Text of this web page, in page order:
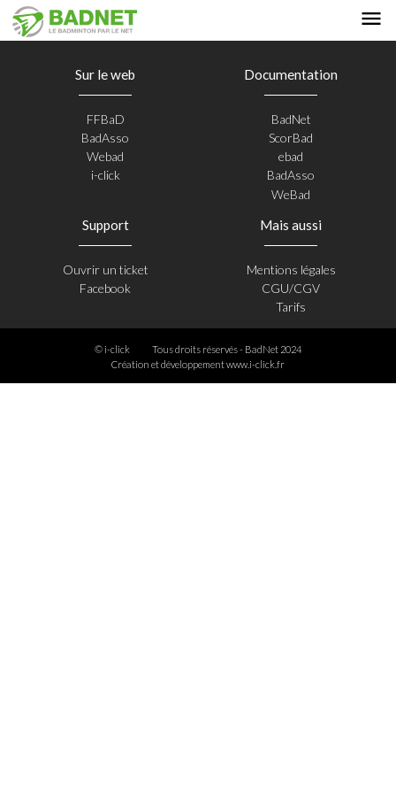
Sur le web
FFBaD
BadAsso
Webad
i-click
Documentation
BadNet
ScorBad
ebad
BadAsso
WeBad
Support
Ouvrir un ticket
Facebook
Mais aussi
Mentions légales
CGU/CGV
Tarifs
© i-click
Tous droits réservés - BadNet 2024
Création et développementwww.i-click.fr